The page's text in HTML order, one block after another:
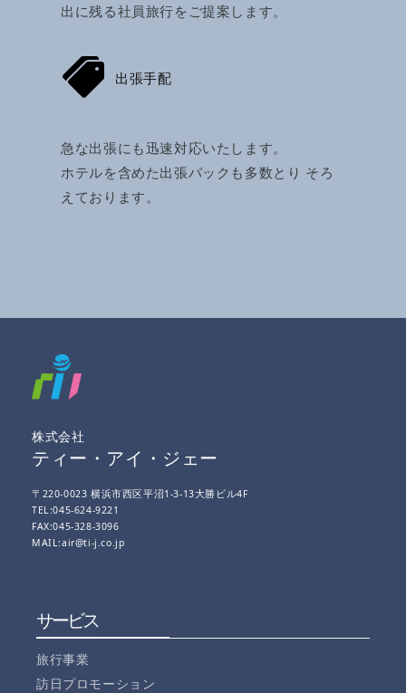
出に残る社員旅行をご提案します。
出張手配
急な出張にも迅速対応いたします。
ホテルを含めた出張パックも多数とり そろ
えております。
株式会社
ティー・アイ・ジェー
〒220-0023 横浜市西区平沼1-3-13大勝ビル4F
TEL:045-624-9221
FAX:045-328-3096
MAIL:air@ti-j.co.jp
サービス
旅行事業
訪日プロモーション